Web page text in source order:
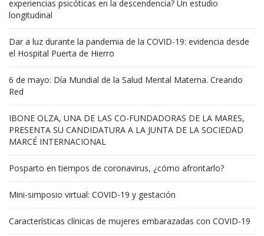
experiencias psicóticas en la descendencia? Un estudio
longitudinal
Dar a luz durante la pandemia de la COVID-19: evidencia desde
el Hospital Puerta de Hierro
6 de mayo: Día Mundial de la Salud Mental Materna. Creando
Red
IBONE OLZA, UNA DE LAS CO-FUNDADORAS DE LA MARES,
PRESENTA SU CANDIDATURA A LA JUNTA DE LA SOCIEDAD
MARCÉ INTERNACIONAL
Posparto en tiempos de coronavirus, ¿cómo afrontarlo?
Mini-simposio virtual: COVID-19 y gestación
Características clínicas de mujeres embarazadas con COVID-19